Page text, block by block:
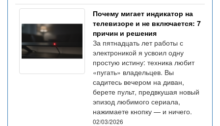
Почему мигает индикатор на
телевизоре и не включается: 7
причин и решения
За пятнадцать лет работы с
электроникой я усвоил одну
простую истину: техника любит
«пугать» владельцев. Вы
садитесь вечером на диван,
берете пульт, предвкушая новый
эпизод любимого сериала,
нажимаете кнопку — и ничего.
02/03/2026